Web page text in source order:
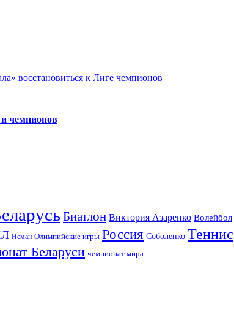
восстановиться к Лиге чемпионов
чемпионов
Биатлон Виктория Азаренко Волейбол
Неман Олимпийские игры Россия Соболенко Теннис
Беларуси чемпионат мира